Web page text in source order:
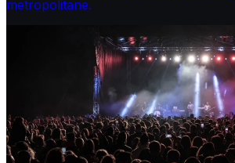
metropolitane.